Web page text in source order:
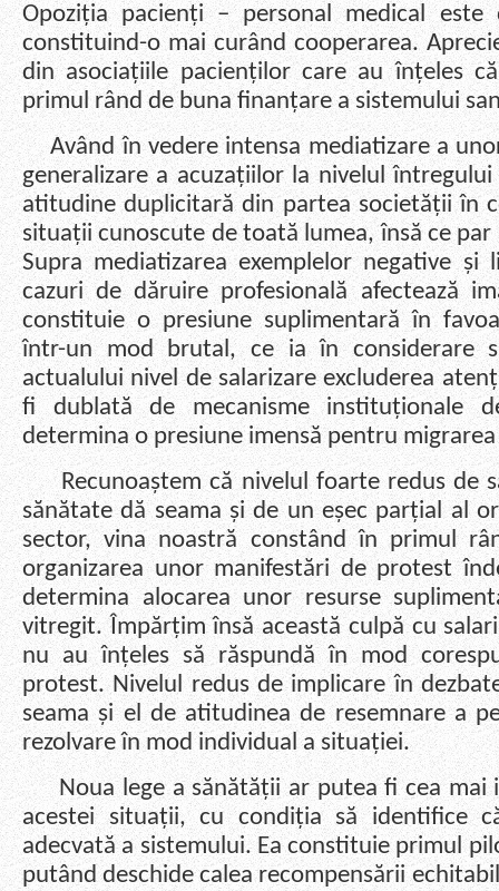
Opoziția pacienți – personal medical este
constituind-o mai curând cooperarea.
din asociațiile pacienților care au înțeles
primul rând de buna finanțare a sistemului
Având în vedere intensa mediatizare a
generalizare a acuzațiilor la nivelul
atitudine duplicitară din partea societății în
situații cunoscute de toată lumea, însă ce
Supra mediatizarea exemplelor negative și
cazuri de dăruire profesională afectează
constituie o presiune suplimentară în
într-un mod brutal, ce ia în considerare
actualului nivel de salarizare excluderea
fi dublată de mecanisme instituționale
determina o presiune imensă pentru
Recunoaștem că nivelul foarte redus de
sănătate dă seama și de un eșec parțial al
sector, vina noastră constând în primul
organizarea unor manifestări de protest
determina alocarea unor resurse
vitregit. Împărțim însă această culpă cu
nu au înțeles să răspundă în mod
protest. Nivelul redus de implicare în
seama și el de atitudinea de resemnare a
rezolvare în mod individual a situației.
Noua lege a sănătății ar putea fi cea mai
acestei situații, cu condiția să identifice
adecvată a sistemului. Ea constituie primul
putând deschide calea recompensării